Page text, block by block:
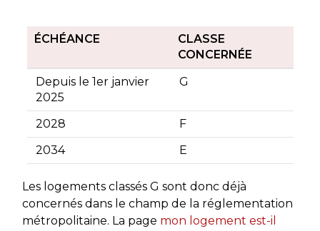
ÉCHÉANCE
CLASSE
CONCERNÉE
Depuis le 1er janvier
2025
G
2028
F
2034
E
Les logements classés G sont donc déjà
concernés dans le champ de la réglementation
métropolitaine. La page mon logement est-il